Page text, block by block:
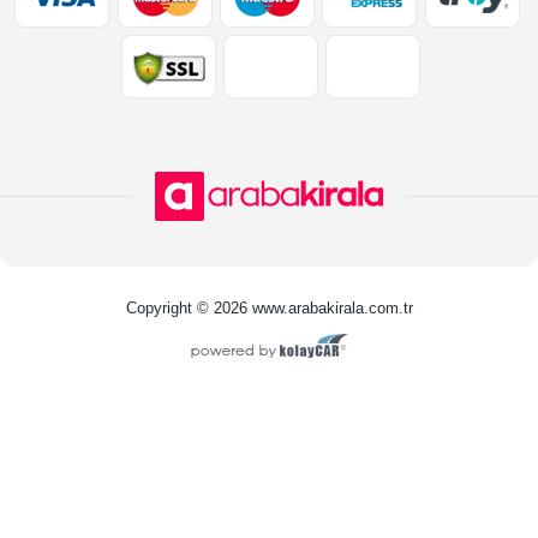
Copyright © 2026 www.arabakirala.com.tr